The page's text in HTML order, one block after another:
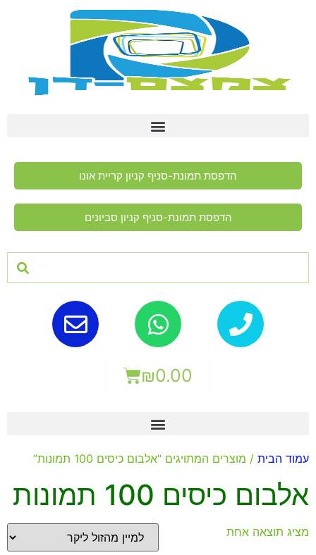
הדפסת תמונת-סניף קניון קריית אונו
הדפסת תמונת-סניף קניון סביונים
₪0.00
עמוד הבית / מוצרים המתויגים “אלבום כיסים 100 תמונות”
אלבום כיסים 100 תמונות
מציג תוצאה אחת